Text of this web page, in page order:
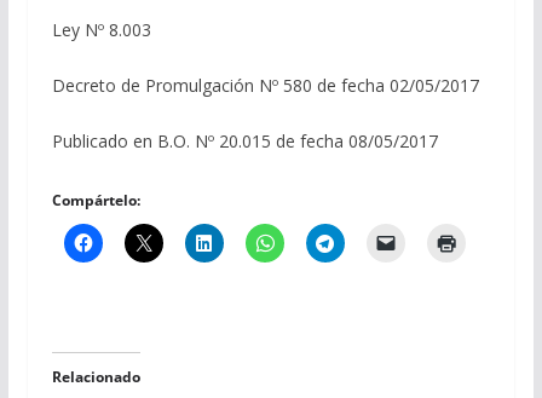
Ley Nº 8.003
Decreto de Promulgación Nº 580 de fecha 02/05/2017
Publicado en B.O. Nº 20.015 de fecha 08/05/2017
Compártelo:
Relacionado